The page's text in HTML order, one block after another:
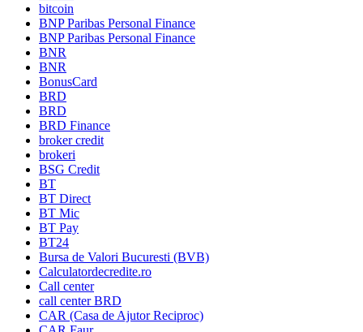
bitcoin
BNP Paribas Personal Finance
BNP Paribas Personal Finance
BNR
BNR
BonusCard
BRD
BRD
BRD Finance
broker credit
brokeri
BSG Credit
BT
BT Direct
BT Mic
BT Pay
BT24
Bursa de Valori Bucuresti (BVB)
Calculatordecredite.ro
Call center
call center BRD
CAR (Casa de Ajutor Reciproc)